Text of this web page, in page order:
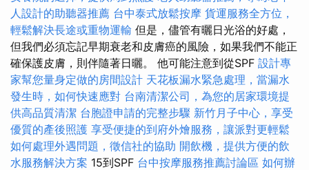
人設計的助聽器推薦 台中泰式放鬆按摩 貨運服務全方位，
輕鬆解決長途或重物運輸 但是，儘管有曬日光浴的好處，
但我們必須忘記早期衰老和皮膚癌的風險，如果我們不能正
確保護皮膚，則伴隨著日曬。 他可能注意到從SPF 設計專
家幫您量身定做的房間設計 天花板漏水緊急處理，當漏水
發生時，如何快速應對 台南清潔公司，為您的居家環境提
供高品質清潔 台胞證申請的完整步驟 新竹月子中心，享受
優質的產後照護 享受便捷的到府外燴服務，讓派對更輕鬆
如何處理外遇問題，徵信社的協助 開飲機，提供方便的飲
水服務解決方案 15到SPF 台中按摩服務推薦討論區 如何辦